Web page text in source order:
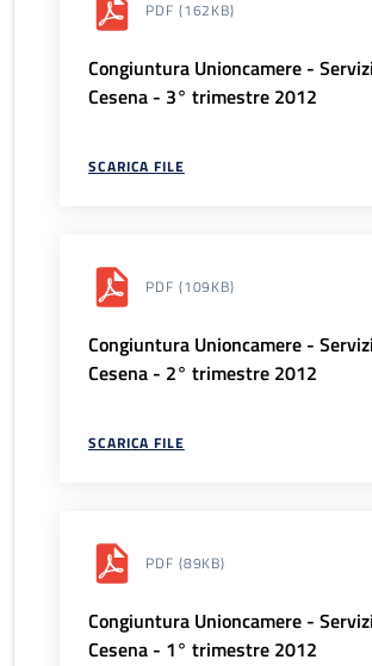
PDF (162KB)
Congiuntura Unioncamere -
Cesena - 3° trimestre 2012
SCARICA FILE
PDF (109KB)
Congiuntura Unioncamere -
Cesena - 2° trimestre 2012
SCARICA FILE
PDF (89KB)
Congiuntura Unioncamere -
Cesena - 1° trimestre 2012